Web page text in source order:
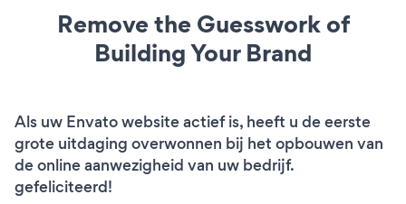
Remove the Guesswork of
Building Your Brand
Als uw Envato website actief is, heeft u de eerste
grote uitdaging overwonnen bij het opbouwen van
de online aanwezigheid van uw bedrijf.
gefeliciteerd!